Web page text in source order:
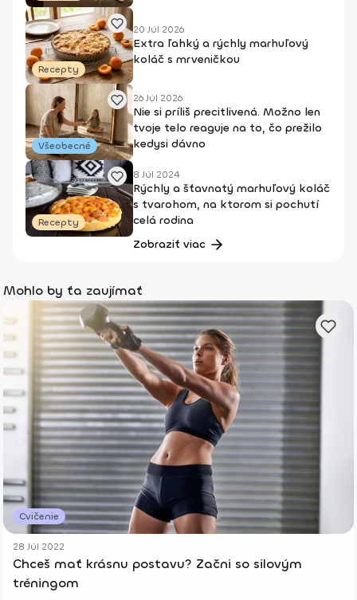
Recepty
20 Júl 2026
Extra ľahký a rýchly marhuľový
koláč s mrveničkou
Všeobecné
26 Júl 2026
Nie si príliš precitlivená. Možno len
tvoje telo reaguje na to, čo prežilo
kedysi dávno
Recepty
8 Júl 2024
Rýchly a šťavnatý marhuľový koláč
s tvarohom, na ktorom si pochutí
celá rodina
Zobraziť viac
Mohlo by ťa zaujímať
Cvičenie
28 Júl 2022
Chceš mať krásnu postavu? Začni so silovým
tréningom